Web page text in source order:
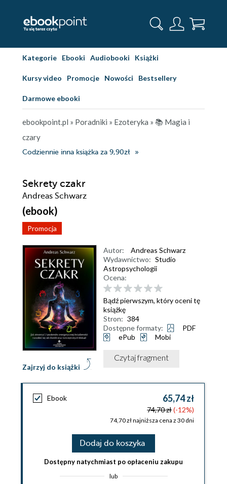
Kategorie Ebooki Audiobooki Książki
Kursy video Promocje Nowości Bestsellery
Darmowe ebooki
ebookpoint.pl » Poradniki » Ezoteryka » 📚 Magia i
czary
Codziennie inna książka za 9,90zł
Sekrety czakr
Andreas Schwarz
(ebook)
Promocja
Zajrzyj do książki
Autor:
Andreas Schwarz
Wydawnictwo: Studio
Astropsychologii
Ocena:
Bądź pierwszym, który oceni tę
książkę
Stron: 384
Dostępne formaty:
PDF
ePub
Mobi
Czytaj fragment
Ebook 65,74 zł
74,70 zł(-12%)
74,70 zł najniższa cena z 30 dni
Dodaj do koszyka
Dostępny natychmiast po opłaceniu zakupu
lub